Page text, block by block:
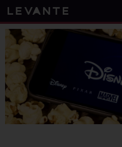
Skip
to
content